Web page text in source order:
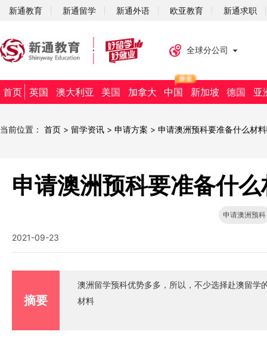
新通教育 新通留学 新通外语 欧亚教育 新通求职
全球分公司
首页 英国 澳大利亚 美国 加拿大 中国 新加坡 德国 亚
当前位置： 首页 > 留学资讯 > 申请方案 > 申请澳洲预科要准备什么材
申请澳洲预科要准备什
申请澳洲预科
2021-09-23
摘要
澳洲留学预科优势多多，所以，不少选择赴澳留
材料